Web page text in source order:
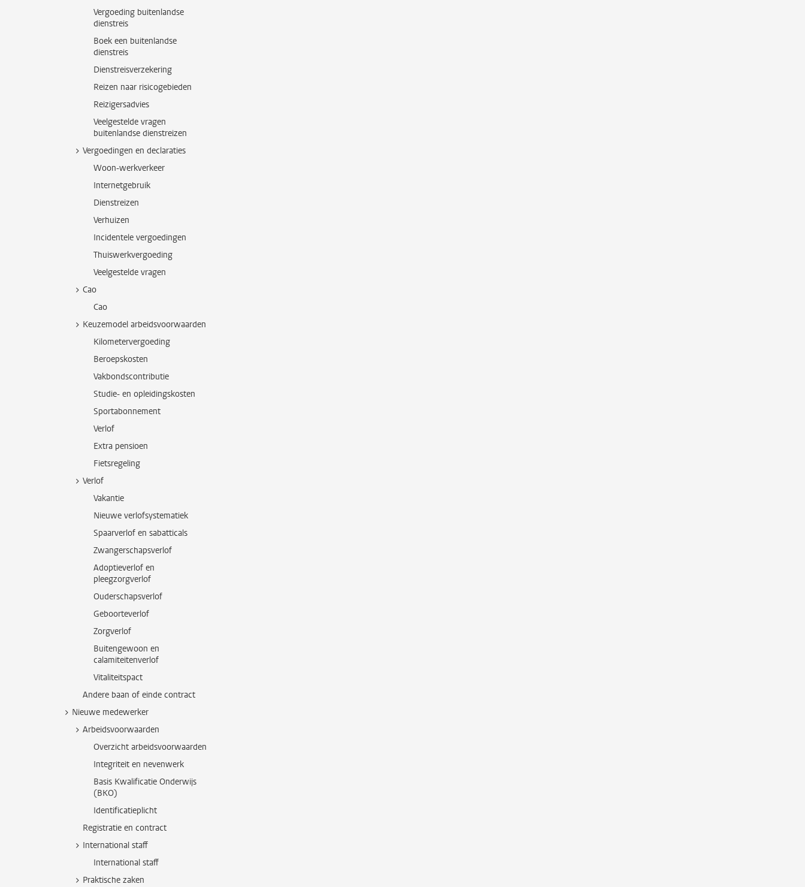
Vergoeding buitenlandse
dienstreis
Boek een buitenlandse
dienstreis
Dienstreisverzekering
Reizen naar risicogebieden
Reizigersadvies
Veelgestelde vragen
buitenlandse dienstreizen
Vergoedingen en declaraties
Woon-werkverkeer
Internetgebruik
Dienstreizen
Verhuizen
Incidentele vergoedingen
Thuiswerkvergoeding
Veelgestelde vragen
Cao
Cao
Keuzemodel arbeidsvoorwaarden
Kilometervergoeding
Beroepskosten
Vakbondscontributie
Studie- en opleidingskosten
Sportabonnement
Verlof
Extra pensioen
Fietsregeling
Verlof
Vakantie
Nieuwe verlofsystematiek
Spaarverlof en sabatticals
Zwangerschapsverlof
Adoptieverlof en
pleegzorgverlof
Ouderschapsverlof
Geboorteverlof
Zorgverlof
Buitengewoon en
calamiteitenverlof
Vitaliteitspact
Andere baan of einde contract
Nieuwe medewerker
Arbeidsvoorwaarden
Overzicht arbeidsvoorwaarden
Integriteit en nevenwerk
Basis Kwalificatie Onderwijs
(BKO)
Identificatieplicht
Registratie en contract
International staff
International staff
Praktische zaken